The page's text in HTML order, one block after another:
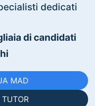
dedicati
di candidati
MAD